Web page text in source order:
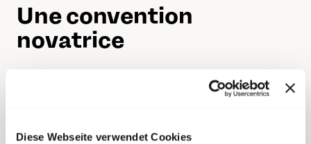
Diese Webseite verwendet Cookies
Une convention
novatrice
La CCT Poste CH est la pièce maîtresse du
partenariat social entre la Poste et transfair. Elle
plus de 30'000 personnes – et sert également